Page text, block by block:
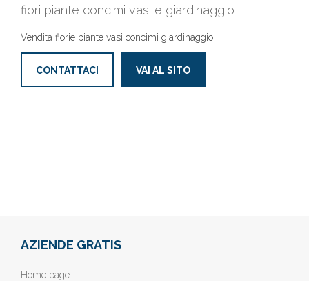
fiori piante concimi vasi e giardinaggio
Vendita fiorie piante vasi concimi giardinaggio
CONTATTACI VAI AL SITO
AZIENDE GRATIS
Home page